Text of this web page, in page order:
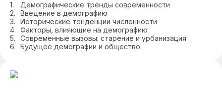
Демографические тренды современности
Введение в демографию
Исторические тенденции численности
Факторы, влияющие на демографию
Современные вызовы: старение и урбанизация
Будущее демографии и общество